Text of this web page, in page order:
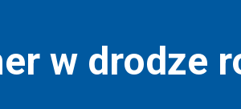
w drodze